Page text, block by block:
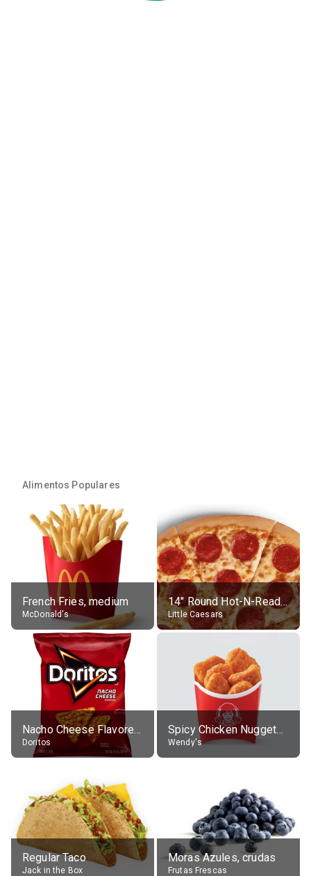
Alimentos Populares
French Fries, medium
McDonald's
14" Round Hot-N-Ready Pepperoni Pizza
Little Caesars
Nacho Cheese Flavored Tortilla Chips
Doritos
Spicy Chicken Nuggets, without sauce
Wendy's
Regular Taco
Jack in the Box
Moras Azules, crudas
Frutas Frescas